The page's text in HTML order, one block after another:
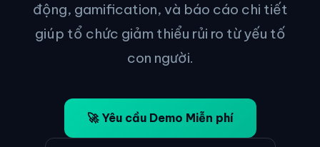
động, gamification, và báo cáo chi tiết
giúp tổ chức giảm thiểu rủi ro từ yếu tố
con người.
🚀 Yêu cầu Demo Miễn phí